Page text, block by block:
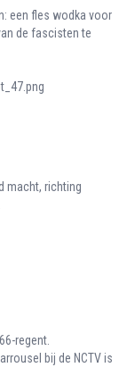
een fles wodka voor
de fascisten te
macht, richting
regent.
bij de NCTV is